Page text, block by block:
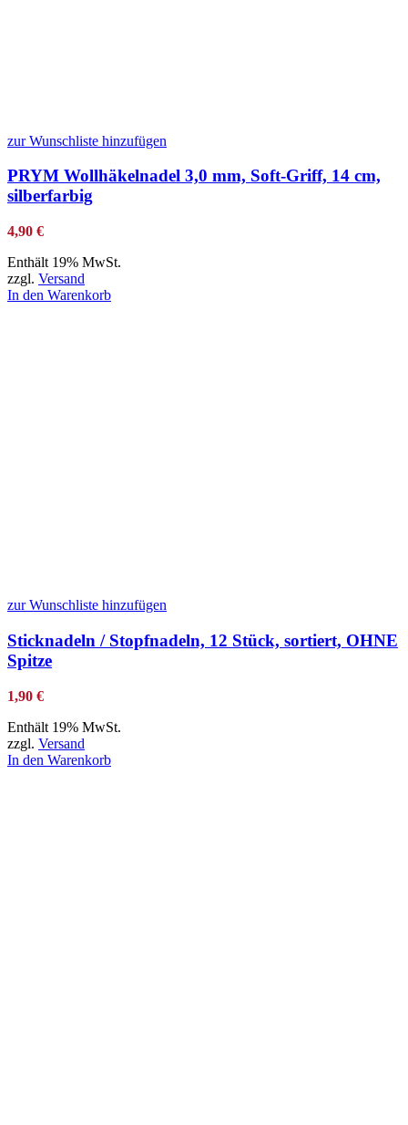
zur Wunschliste hinzufügen
PRYM Wollhäkelnadel 3,0 mm, Soft-Griff, 14 cm,
silberfarbig
4,90 €
Enthält 19% MwSt.
zzgl. Versand
In den Warenkorb
zur Wunschliste hinzufügen
Sticknadeln / Stopfnadeln, 12 Stück, sortiert, OHNE
Spitze
1,90 €
Enthält 19% MwSt.
zzgl. Versand
In den Warenkorb